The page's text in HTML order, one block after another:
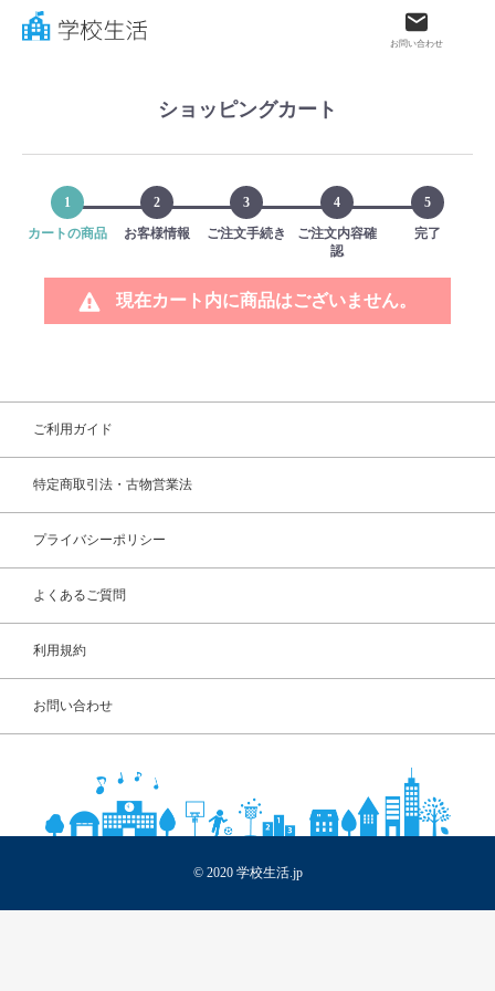
お問い合わせ
ショッピングカート
1
カートの商品
2
お客様情報
3
ご注文手続き
4
ご注文内容確
認
5
完了
現在カート内に商品はございません。
ご利用ガイド
特定商取引法・古物営業法
プライバシーポリシー
よくあるご質問
利用規約
お問い合わせ
© 2020 学校生活.jp
カテゴリ一覧